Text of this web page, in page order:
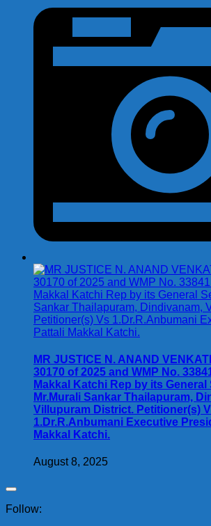
MR JUSTICE N. ANAND
30170 of 2025 and WMP No.
Makkal Katchi Rep by its General
Mr.Murali Sankar Thailapuram,
Villupuram District. Petitioner(s)
1.Dr.R.Anbumani Executive
Makkal Katchi.
August 8, 2025
Follow: